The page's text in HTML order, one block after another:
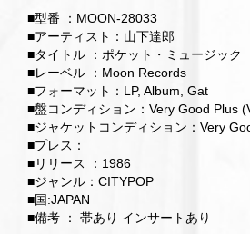
■型番 ：MOON-28033
■アーティスト：山下達郎
■タイトル ：ポケット・ミュージック
■レーベル ：Moon Records
■フォーマット：LP, Album, Gat
■盤コンディション：Very Good Plus
■ジャケットコンディション：Very
■プレス：
■リリース ：1986
■ジャンル：CITYPOP
■国:JAPAN
■備考 ： 帯あり インサートあり